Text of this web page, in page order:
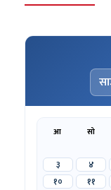
आ सो
३
४
१०
११